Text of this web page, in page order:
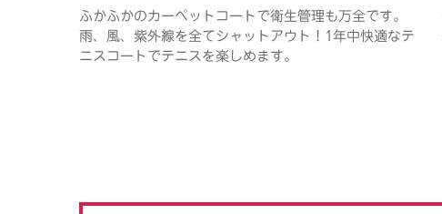
ふかふかのカーペットコートで衛生管理も万全です。
雨、風、紫外線を全てシャットアウト！1年中快適なテ
ニスコートでテニスを楽しめます。